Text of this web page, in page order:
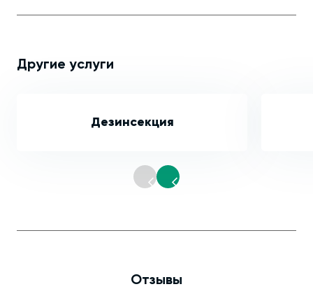
Другие услуги
Дезинсекция
Отзывы